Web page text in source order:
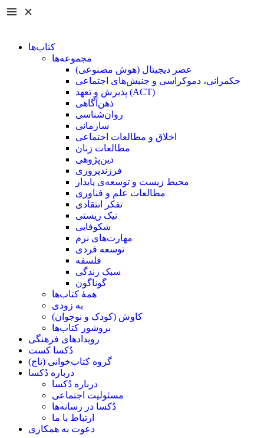
کتاب‌ها
مجموعه‌ها
عصر دیجیتال (هوش مصنوعی)
حکمرانی، دموکراسی و جنبش‌های اجتماعی
پذیرش و تعهد (ACT)
ذهن‌آگاهی
روان‌شناسی
سازمانی
اخلاق و مطالعات اجتماعی
مطالعات زنان
دین‌پژوهی
فرزند‌پروری
محیط زیست و توسعه‌ی پایدار
مطالعات علم و فناوری
تفکر انتقادی
نیک زیستی
شکوفایی
مهارت‌های نرم
توسعه فردی
فلسفه
سبک زندگی
گوناگون
همۀ کتاب‌ها
به زودی
کاوش (کودک و ‌نوجوان)
بروشور کتاب‌ها
رویدادهای فرهنگی
دُکسا کست
گروه کتاب‌خوانی (ناج)
درباره دُکسا
درباره دُکسا
مسئولیت اجتماعی
دُکسا در رسانه‌ها
ارتباط با ما
دعوت به همکاری